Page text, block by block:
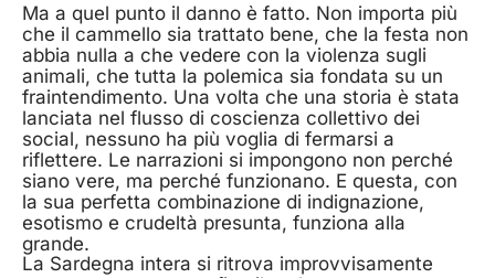
Ma a quel punto il danno è fatto. Non importa più
che il cammello sia trattato bene, che la festa non
abbia nulla a che vedere con la violenza sugli
animali, che tutta la polemica sia fondata su un
fraintendimento. Una volta che una storia è stata
lanciata nel flusso di coscienza collettivo dei
social, nessuno ha più voglia di fermarsi a
riflettere. Le narrazioni si impongono non perché
siano vere, ma perché funzionano. E questa, con
la sua perfetta combinazione di indignazione,
esotismo e crudeltà presunta, funziona alla
grande.
La Sardegna intera si ritrova improvvisamente